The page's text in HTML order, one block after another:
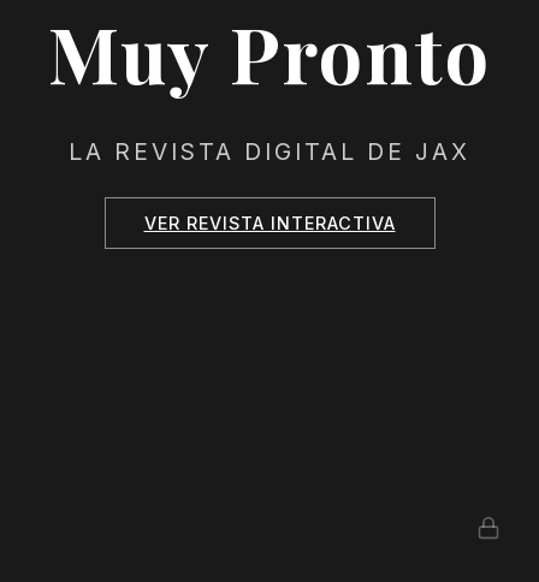
Muy Pronto
LA REVISTA DIGITAL DE JAX
VER REVISTA INTERACTIVA